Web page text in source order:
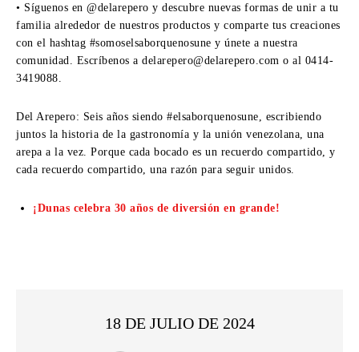
• Síguenos en @delarepero y descubre nuevas formas de unir a tu
familia alrededor de nuestros productos y comparte tus creaciones
con el hashtag #somoselsaborquenosune y únete a nuestra
comunidad. Escríbenos a delarepero@delarepero.com o al 0414-
3419088.
Del Arepero: Seis años siendo #elsaborquenosune, escribiendo
juntos la historia de la gastronomía y la unión venezolana, una
arepa a la vez. Porque cada bocado es un recuerdo compartido, y
cada recuerdo compartido, una razón para seguir unidos.
¡Dunas celebra 30 años de diversión en grande!
18 DE JULIO DE 2024